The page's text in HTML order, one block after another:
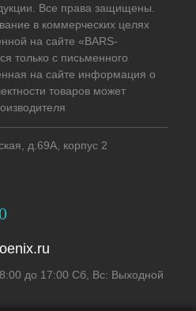
Все права защищены.
в коммерческих целях
на сайте «BARS-
только с письменного
на сайте информация о
товаров может
д.69А, корпус 2
до 17:00 Сб, Вс: Выходной